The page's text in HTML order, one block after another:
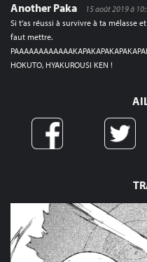
Another Paka
15 août 2019 à
Si t’as réussi à survivre à ta mélasse
faut mettre.
HOKUTO, HYAKUROUSI KEN !